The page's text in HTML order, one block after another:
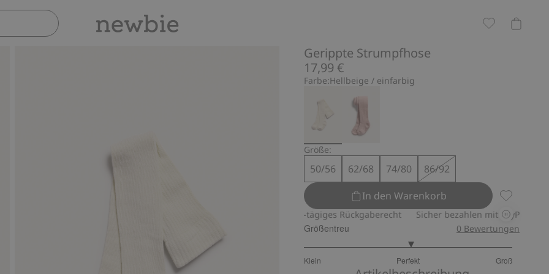
Gerippte Strumpfhose
17,99 €
Farbe:Hellbeige / einfarbig
Größe:
50/56 62/68 74/80
86/92
In den Warenkorb
Gerippte
30-tägiges Rückgaberecht Sicher bezahlen mit PayPal & Apple
Größentreu
Klein Perfekt Groß
von
0 Bewertungen